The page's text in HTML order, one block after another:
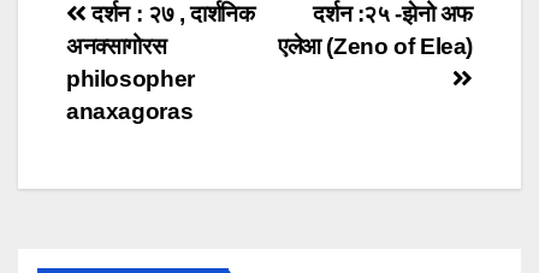
Post
navigation
दर्शन :२५ -झेनो अफ
एलेआ (Zeno of Elea)
दर्शन : २७ , दार्शनिक
अनक्सागोरस
philosopher
anaxagoras